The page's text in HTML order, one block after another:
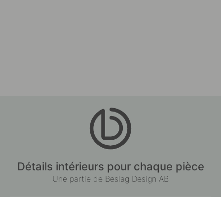
Détails intérieurs pour chaque pièce
Une partie de Beslag Design AB